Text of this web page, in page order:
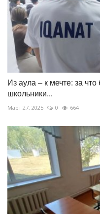
Из аула – к мечте: за
школьники...
Март 27, 2025 0 664